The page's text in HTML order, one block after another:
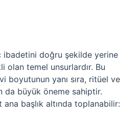
ibadetini doğru şekilde yerine
olan temel unsurlardır. Bu
boyutunun yanı sıra, ritüel ve
da büyük öneme sahiptir.
ana başlık altında toplanabilir: